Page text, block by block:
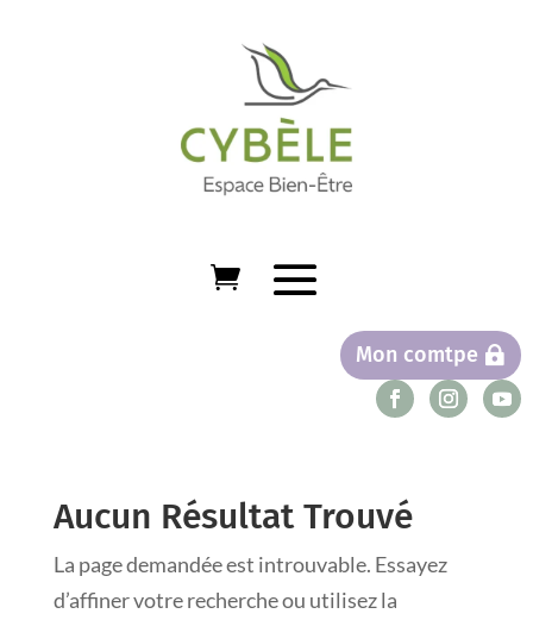
Mon comtpe
Aucun Résultat Trouvé
La page demandée est introuvable. Essayez
d’affiner votre recherche ou utilisez la